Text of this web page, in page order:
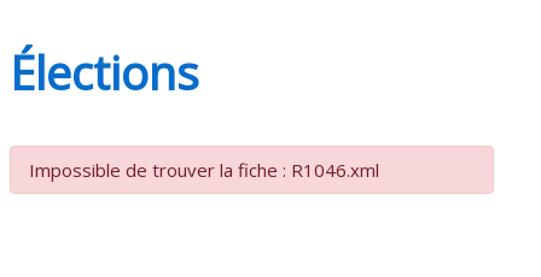
Élections
Impossible de trouver la fiche : R1046.xml